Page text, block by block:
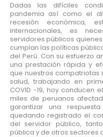
Dadas las difíciles
pandemia así como el
recesión económica,
internacionales, es
servidores públicos
cumplan las políticas
del Perú. Con su esfuerzo
una prestación rápida y
que nuestros
salud, trabajando en
COVID -19, hoy conducen
miles de peruanos
garantizar una
quedando registrado el
del servidor público,
pública y de otros sectores